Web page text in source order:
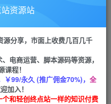
APP下载
Down
资源站
分享，市面上收费几百几千
电商运营、脚本源码等资源，
程！
￥99/永久 (推广佣金70%)， 全
加入！
和轻创终点站一样的知识付费